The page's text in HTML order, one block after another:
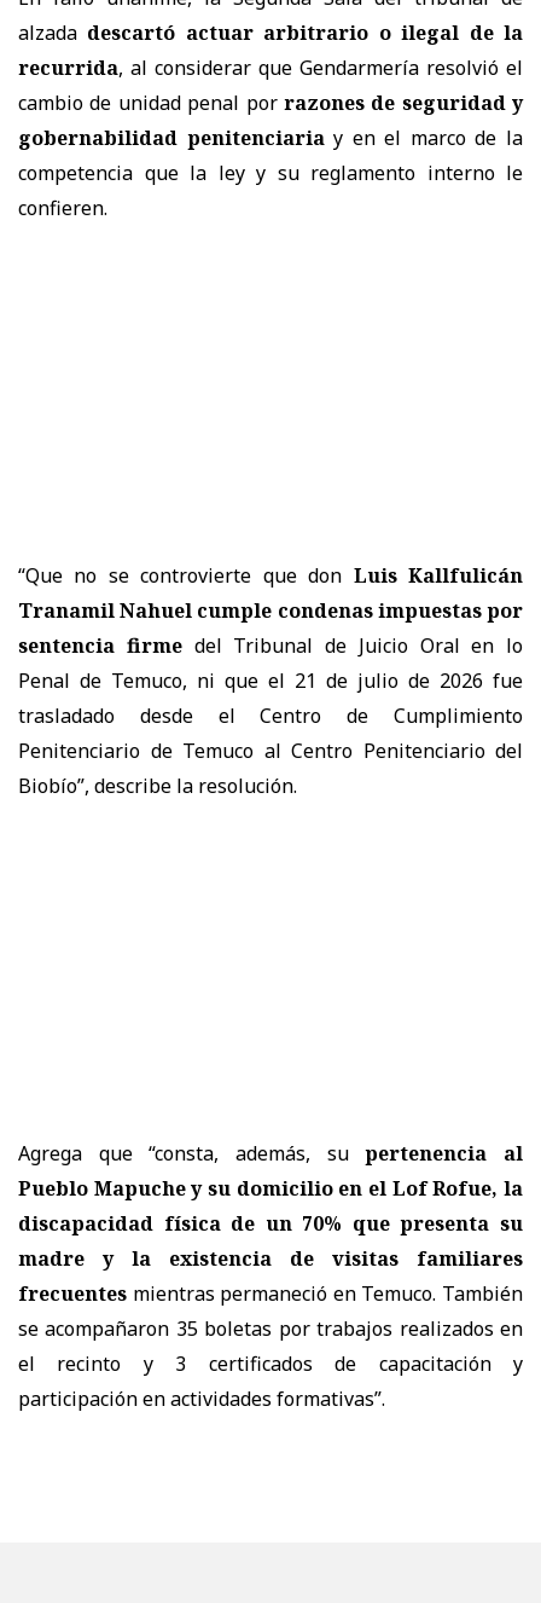
alzada descartó actuar arbitrario o ilegal de la
recurrida, al considerar que Gendarmería resolvió el
cambio de unidad penal por razones de seguridad y
gobernabilidad penitenciariay en el marco de la
competencia que la ley y su reglamento interno le
confieren.
“Que no se controvierte que don Luis Kallfulicán
Tranamil Nahuel cumple condenas impuestas por
sentencia firmedel Tribunal de Juicio Oral en lo
Penal de Temuco, ni que el 21 de julio de 2026 fue
trasladado desde el Centro de Cumplimiento
Penitenciario de Temuco al Centro Penitenciario del
Biobío”, describe la resolución.
Agrega que “consta, además, supertenencia al
Pueblo Mapuche y su domicilio en el Lof Rofue, la
discapacidad física de un 70% que presenta su
madre y la existencia de visitas familiares
frecuentes mientras permaneció en Temuco. También
se acompañaron 35 boletas por trabajos realizados en
el recinto y 3 certificados de capacitación y
participación en actividades formativas”.